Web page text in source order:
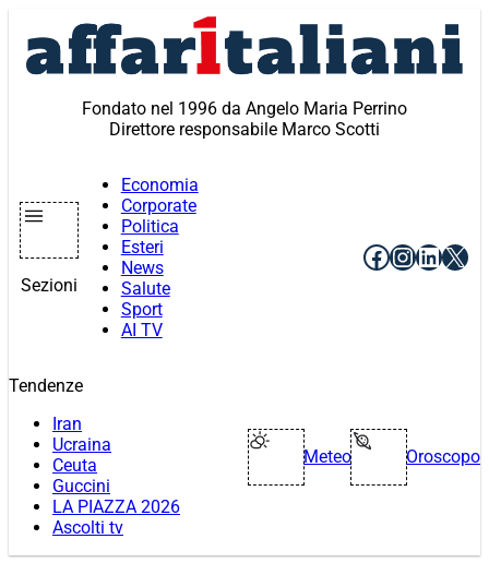
contenuto
Fondato nel 1996 da Angelo Maria Perrino
Direttore responsabile Marco Scotti
Sezioni
Economia
Corporate
Politica
Esteri
News
Salute
Sport
AI TV
Facebook
X
Tendenze
Iran
Ucraina
Ceuta
Guccini
LA PIAZZA 2026
Ascolti tv
Meteo Oroscopo